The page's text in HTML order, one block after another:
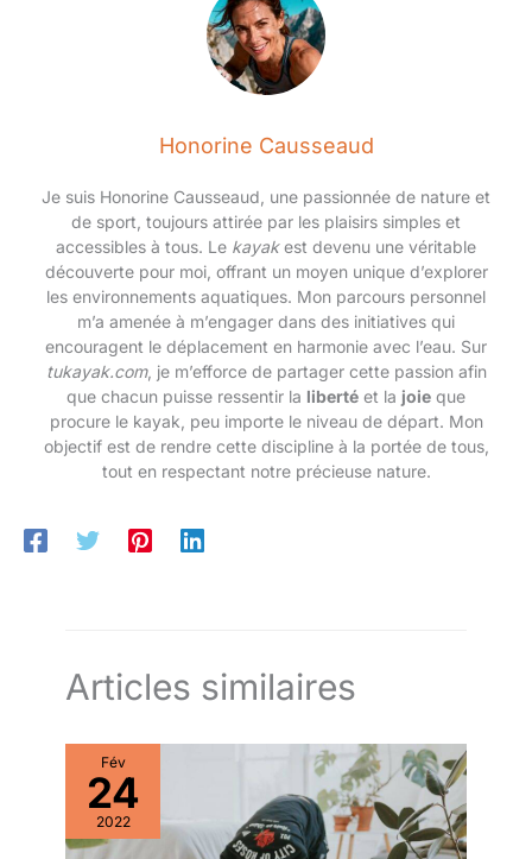
Honorine Causseaud
Je suis Honorine Causseaud, une passionnée de nature et
de sport, toujours attirée par les plaisirs simples et
accessibles à tous. Le kayakest devenu une véritable
découverte pour moi, offrant un moyen unique d’explorer
les environnements aquatiques. Mon parcours personnel
m’a amenée à m’engager dans des initiatives qui
encouragent le déplacement en harmonie avec l’eau. Sur
tukayak.com, je m’efforce de partager cette passion afin
que chacun puisse ressentir la liberté et la joie que
procure le kayak, peu importe le niveau de départ. Mon
objectif est de rendre cette discipline à la portée de tous,
tout en respectant notre précieuse nature.
Articles similaires
Fév
24
2022